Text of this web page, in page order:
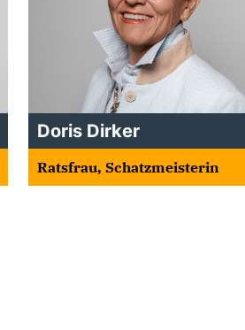
Doris Dirker
Ratsfrau, Schatzmeisterin